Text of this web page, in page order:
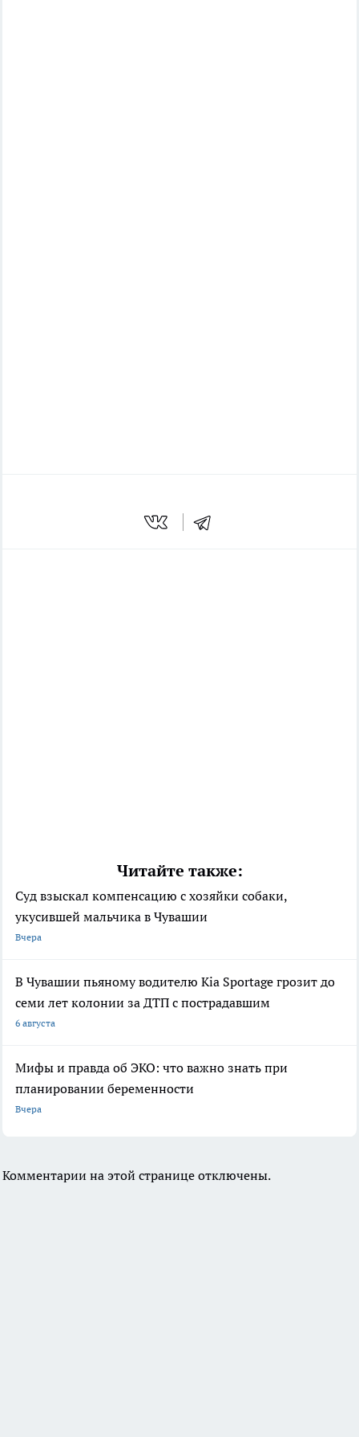
Читайте также:
Суд взыскал компенсацию с хозяйки собаки,
укусившей мальчика в Чувашии
Вчера
В Чувашии пьяному водителю Kia Sportage грозит до
семи лет колонии за ДТП с пострадавшим
6 августа
Мифы и правда об ЭКО: что важно знать при
планировании беременности
Вчера
Комментарии на этой странице отключены.